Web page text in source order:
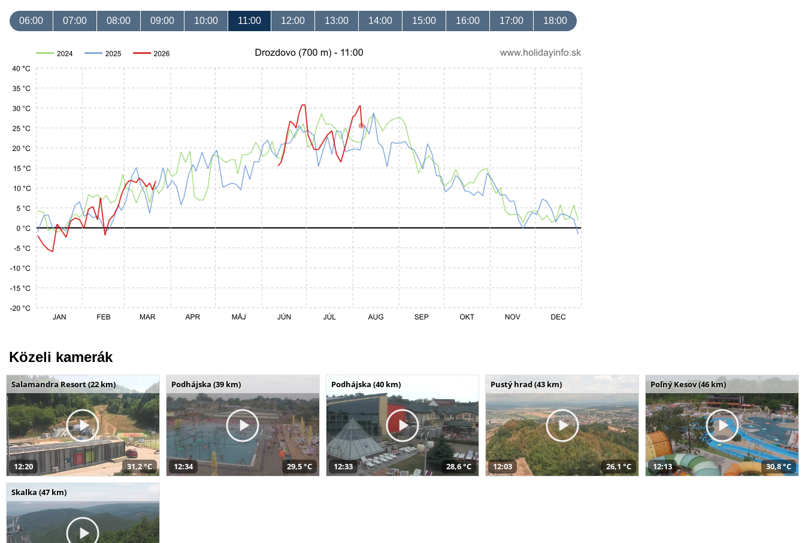
06:00 07:00 08:00 09:00 10:00 11:00 12:00 13:00 14:00 15:00 16:00 17:00 18:00
Közeli kamerák
Salamandra Resort (22 km)
12:20 31,2 °C
Podhájska (39 km)
12:34 29,5 °C
Podhájska (40 km)
12:33 28,6 °C
Pustý hrad (43 km)
12:03 26,1 °C
Poľný Kesov (46 km)
12:13 30,8 °C
Skalka (47 km)